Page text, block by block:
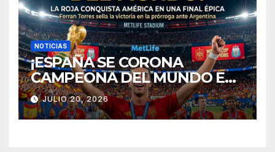
NOTICIAS
¡ESPAÑA SE CORONA
CAMPEONA DEL MUNDO EN
NUEVA JERSEY!
JULIO 20, 2026